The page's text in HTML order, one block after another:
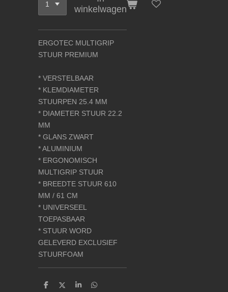
winkelwagen
ERGOTEC MULTIGRIP
STUUR PREMIUM
* VERSTELBAAR
* KLEMDIAMETER
STUURPEN 25.4 MM
* DIAMETER STUUR 22.2
MM
* GLANS ZWART
* ALUMINIUM
* ERGONOMISCH
MULTIGRIP STUUR
* BREEDTE STUUR 610
MM / 61 CM
* UNIVERSEEL
TOEPASBAAR
* STUUR WORD
GELEVERD EXCLUSIEF
STUURFOAM
D
D
S
D